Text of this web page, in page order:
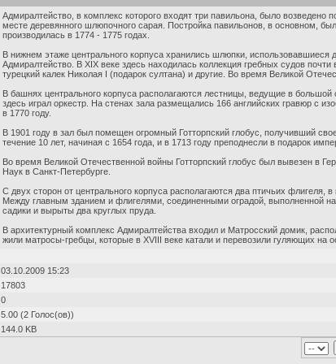
Адмиралтейство, в комплекс которого входят три павильона, было возведено
месте деревянного шлюпочного сарая. Постройка павильонов, в основном,
производилась в 1774 - 1775 годах.
В нижнем этаже центрального корпуса хранились шлюпки,
Адмиралтейство. В XIX веке здесь находилась коллекция гребных судов
турецкий калек Николая I (подарок султана) и другие. Во время Великой
В башнях центрального корпуса располагаются лестницы, ведущие в
здесь играл оркестр. На стенах зала размещались 166 английских гравюр с
в 1770 году.
В 1901 году в зал был помещен огромный Готторпский глобус, получивший
течение 10 лет, начиная с 1654 года, и в 1713 году преподнесли в подарок
Во время Великой Отечественной войны Готторпский глобус был вывезен в
Наук в Санкт-Петербурге.
С двух сторон от центрального корпуса располагаются два птичьих
Между главным зданием и флигелями, соединенными оградой, выполненной
садики и вырыты два круглых пруда.
В архитектурный комплекс Адмиралтейства входил и Матросский домик,
жили матросы-гребцы, которые в XVIII веке катали и перевозили гуляющих на
03.10.2009 15:23
17803
0
5.00 (2 Голос(ов))
144.0 KB